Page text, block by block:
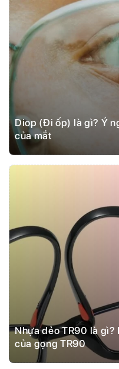
Diop (Đi ốp) là gì? Ý
của mắt
Nhựa dẻo TR90 là
của gọng TR90